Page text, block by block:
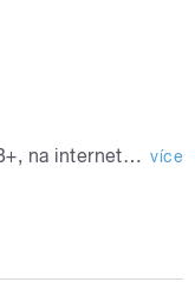
První české sportovní rádio v síti DAB+, na internetu i v mobilu. Poslouchej sport. více